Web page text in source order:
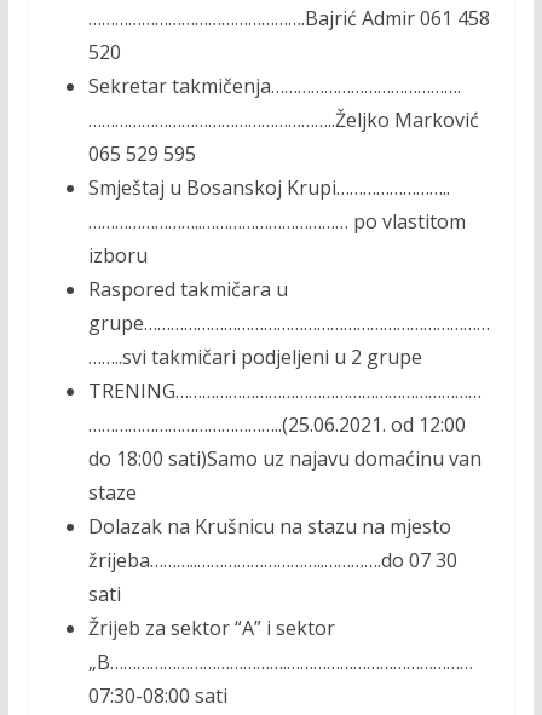
………………………………………….Bajrić Admir 061 458
520
Sekretar takmičenja…………………………………….
………………………………………………..Željko Marković
065 529 595
Smještaj u Bosanskoj Krupi……………………..
……………………..…………………………… po vlastitom
izboru
Raspored takmičara u
grupe……………………………………………………………………
……..svi takmičari podjeljeni u 2 grupe
TRENING……………………………………………………………
……………………………………..(25.06.2021. od 12:00
do 18:00 sati)Samo uz najavu domaćinu van
staze
Dolazak na Krušnicu na stazu na mjesto
žrijeba………..………………………..………….do 07 30
sati
Žrijeb za sektor “A” i sektor
„B………………………………….……………………………………
07:30-08:00 sati